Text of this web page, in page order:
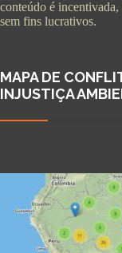
conteúdo é
sem fins lucrativos.
MAPA DE
INJUSTIÇA